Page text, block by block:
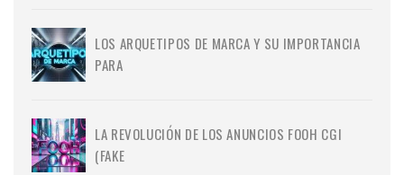
LOS ARQUETIPOS DE MARCA Y SU IMPORTANCIA
PARA
LA REVOLUCIÓN DE LOS ANUNCIOS FOOH CGI
(FAKE